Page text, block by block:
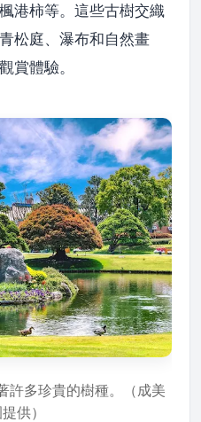
港柿等。這些古樹交織
松庭、瀑布和自然畫
賞體驗。
許多珍貴的樹種。（成美
供）